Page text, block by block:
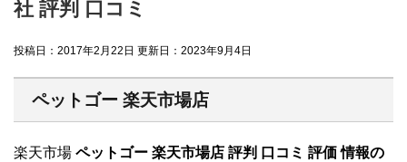
社 評判 口コミ
投稿日：2017年2月22日 更新日： 2023年9月4日
ペットゴー 楽天市場店
楽天市場 ペットゴー 楽天市場店 評判 口コミ 評価 情報の